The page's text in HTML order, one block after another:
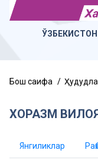
Бош саҳифа
ХОРАЗМ
Янгиликлар